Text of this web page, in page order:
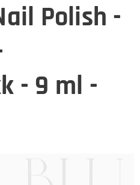
Polish -
- 9 ml -